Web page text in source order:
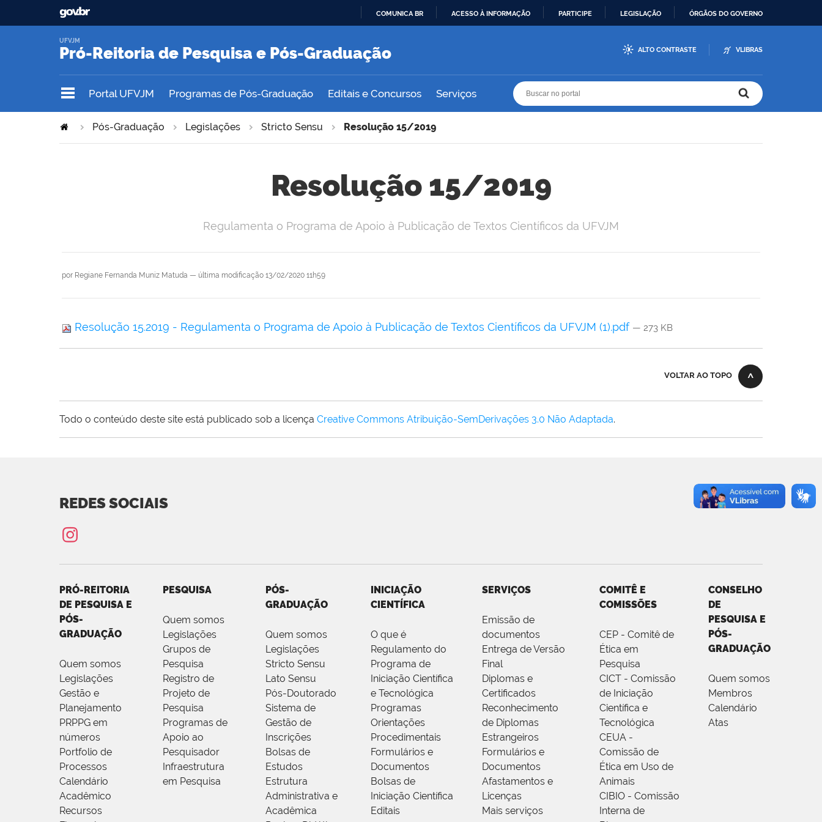
COMUNICA BR ACESSO À INFORMAÇÃO PARTICIPE LEGISLAÇÃO ÓRGÃOS DO GOVERNO
Pró-Reitoria de Pesquisa e Pós-Graduação
UFVJM
ALTO CONTRASTE VLIBRAS
Portal UFVJM Programas de Pós-Graduação Editais e Concursos Serviços
Pós-Graduação Legislações Stricto Sensu Resolução 15/2019
Resolução 15/2019
por Regiane Fernanda Muniz Matuda — última modificação 13/02/2020 11h59
Regulamenta o Programa de Apoio à Publicação de Textos Científicos da UFVJM
Resolução 15.2019 - Regulamenta o Programa de Apoio à Publicação de Textos Científicos da UFVJM (1).pdf — 273 KB
VOLTAR AO TOPO
Todo o conteúdo deste site está publicado sob a licença Creative Commons Atribuição-SemDerivações 3.0 Não Adaptada.
REDES SOCIAIS
PRÓ-REITORIA
DE PESQUISA E
PÓS-
GRADUAÇÃO
Quem somos
Legislações
Gestão e
Planejamento
PRPPG em
números
Portfolio de
Processos
Calendário
Acadêmico
Recursos
PESQUISA
Quem somos
Legislações
Grupos de
Pesquisa
Registro de
Projeto de
Pesquisa
Programas de
Apoio ao
Pesquisador
Infraestrutura
em Pesquisa
PÓS-
GRADUAÇÃO
Quem somos
Legislações
Stricto Sensu
Lato Sensu
Pós-Doutorado
Sistema de
Gestão de
Inscrições
Bolsas de
Estudos
Estrutura
Administrativa e
Acadêmica
INICIAÇÃO
CIENTÍFICA
O que é
Regulamento do
Programa de
Iniciação Científica
e Tecnológica
Programas
Orientações
Procedimentais
Formulários e
Documentos
Bolsas de
Iniciação Científica
Editais
SERVIÇOS
Emissão de
documentos
Entrega de Versão
Final
Diplomas e
Certificados
Reconhecimento
de Diplomas
Estrangeiros
Formulários e
Documentos
Afastamentos e
Licenças
Mais serviços
COMITÊ E
COMISSÕES
CEP - Comitê de
Ética em
Pesquisa
CICT - Comissão
de Iniciação
Científica e
Tecnológica
CEUA -
Comissão de
Ética em Uso de
Animais
CIBIO - Comissão
Interna de
CONSELHO
DE
PESQUISA E
PÓS-
GRADUAÇÃO
Quem somos
Membros
Calendário
Atas